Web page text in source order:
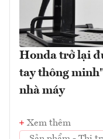
Honda trở lại
tay thông
nhà máy
Xem thêm